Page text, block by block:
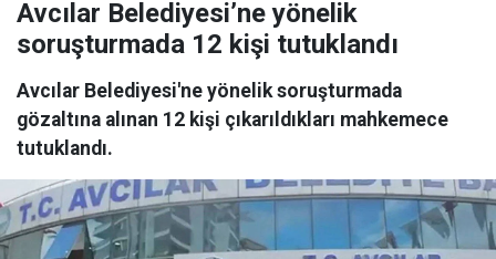
Avcılar Belediyesi’ne yönelik
soruşturmada 12 kişi tutuklandı
Avcılar Belediyesi'ne yönelik soruşturmada
gözaltına alınan 12 kişi çıkarıldıkları mahkemece
tutuklandı.